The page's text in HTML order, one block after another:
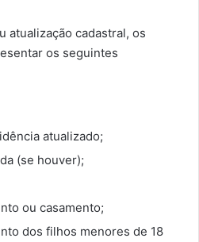
atualização cadastral, os
os seguintes
atualizado;
(se houver);
ou casamento;
dos filhos menores de 18